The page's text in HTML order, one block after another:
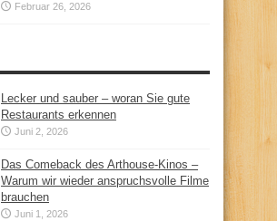
Februar 26, 2026
Lecker und sauber – woran Sie gute
Restaurants erkennen
Juni 2, 2026
Das Comeback des Arthouse-Kinos –
Warum wir wieder anspruchsvolle Filme
brauchen
Juni 1, 2026